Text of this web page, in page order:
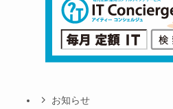
お知らせ